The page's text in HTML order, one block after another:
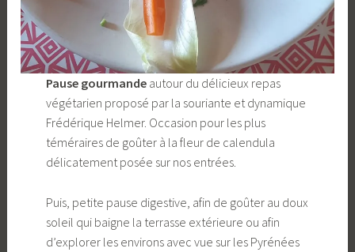
Pause gourmandeautour du délicieux repas
végétarien proposé par la souriante et dynamique
Frédérique Helmer. Occasion pour les plus
téméraires de goûter à la fleur de calendula
délicatement posée sur nos entrées.
Puis, petite pause digestive, afin de goûter au doux
soleil qui baigne la terrasse extérieure ou afin
d’explorer les environs avec vue sur les Pyrénées